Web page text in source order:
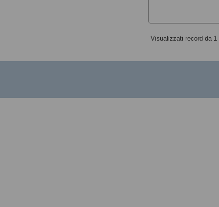
Visualizzati record da 1